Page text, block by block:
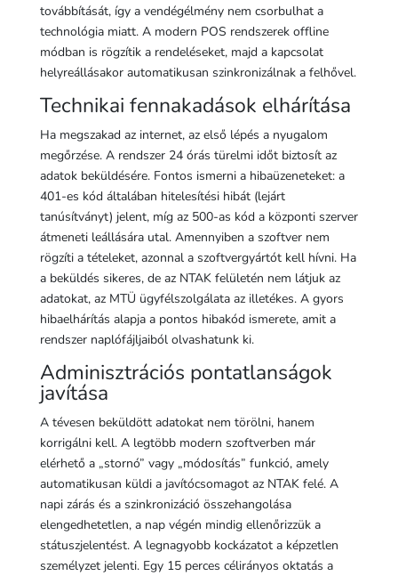
továbbítását, így a vendégélmény nem csorbulhat a
technológia miatt. A modern POS rendszerek offline
módban is rögzítik a rendeléseket, majd a kapcsolat
helyreállásakor automatikusan szinkronizálnak a felhővel.
Technikai fennakadások elhárítása
Ha megszakad az internet, az első lépés a nyugalom
megőrzése. A rendszer 24 órás türelmi időt biztosít az
adatok beküldésére. Fontos ismerni a hibaüzeneteket: a
401-es kód általában hitelesítési hibát (lejárt
tanúsítványt) jelent, míg az 500-as kód a központi szerver
átmeneti leállására utal. Amennyiben a szoftver nem
rögzíti a tételeket, azonnal a szoftvergyártót kell hívni. Ha
a beküldés sikeres, de az NTAK felületén nem látjuk az
adatokat, az MTÜ ügyfélszolgálata az illetékes. A gyors
hibaelhárítás alapja a pontos hibakód ismerete, amit a
rendszer naplófájljaiból olvashatunk ki.
Adminisztrációs pontatlanságok
javítása
A tévesen beküldött adatokat nem törölni, hanem
korrigálni kell. A legtöbb modern szoftverben már
elérhető a „stornó” vagy „módosítás” funkció, amely
automatikusan küldi a javítócsomagot az NTAK felé. A
napi zárás és a szinkronizáció összehangolása
elengedhetetlen, a nap végén mindig ellenőrizzük a
státuszjelentést. A legnagyobb kockázatot a képzetlen
személyzet jelenti. Egy 15 perces célirányos oktatás a